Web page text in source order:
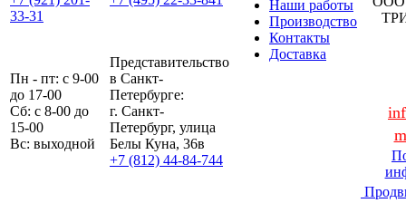
33-31
Наши работы
Производство
Контакты
Доставка
Пн - пт: с 9-00
до 17-00
Сб: с 8-00 до
15-00
Вс: выходной
Представительство
в Санкт-
Петербурге:
г. Санкт-
Петербург, улица
Белы Куна, 36в
+7 (812) 44-84-744